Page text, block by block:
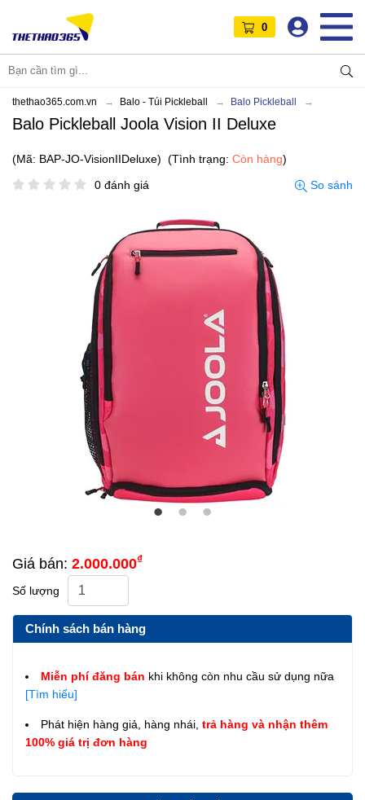
0
thethao365.com.vn Balo - Túi Pickleball Balo Pickleball
Balo Pickleball Joola Vision II Deluxe
(Mã: BAP-JO-VisionIIDeluxe) (Tình trạng: Còn hàng)
0 đánh giá
So sánh
Giá bán: 2.000.000₫
Số lượng
Chính sách bán hàng
Miễn phí đăng bán khi không còn nhu cầu sử dụng nữa
[Tìm hiểu]
Phát hiện hàng giả, hàng nhái, trả hàng và nhận thêm
100% giá trị đơn hàng